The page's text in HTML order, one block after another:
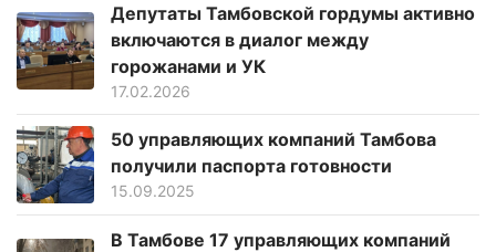
Депутаты Тамбовской гордумы активно
включаются в диалог между
горожанами и УК
17.02.2026
50 управляющих компаний Тамбова
получили паспорта готовности
15.09.2025
В Тамбове 17 управляющих компаний